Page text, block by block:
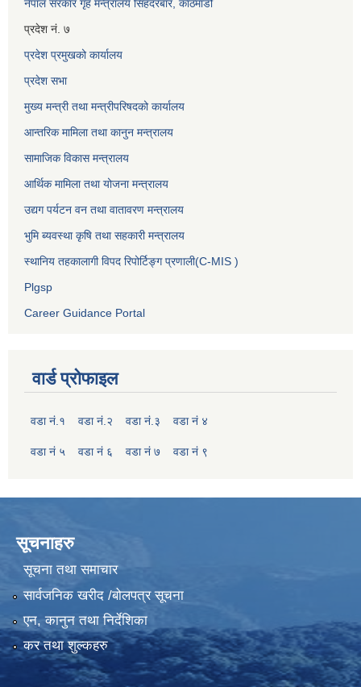
नेपाल सरकार गृह मन्त्रालय सिंहदरबार, काठमाडौँ
प्रदेश नं. ७
प्रदेश प्रमुखको कार्यालय
प्रदेश सभा
मुख्य मन्त्री तथा मन्त्रीपरिषदको कार्यालय
आन्तरिक मामिला तथा कानुन मन्त्रालय
सामाजिक विकास मन्त्रालय
आर्थिक मामिला तथा योजना मन्त्रालय
उद्यग पर्यटन वन तथा वातावरण मन्त्रालय
भुमि ब्यवस्था कृषि तथा सहकारी मन्त्रालय
स्थानिय तहकालागी विपद रिपोर्टिङ्ग प्रणाली(C-MIS )
Plgsp
Career Guidance Portal
वार्ड प्रोफाइल
वडा नं.१ वडा नं.२ वडा नं.३ वडा नं ४
वडा नं ५ वडा नं ६ वडा नं ७ वडा नं ९
सूचनाहरु
सूचना तथा समाचार
सार्वजनिक खरीद /बोलपत्र सूचना
एन, कानुन तथा निर्देशिका
कर तथा शुल्कहरु